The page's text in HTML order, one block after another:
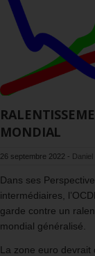
MONDIAL
26 septembre 2022 - Daniel
Dans ses
intermédiaires,
garde contre un
mondial généralisé.
La zone euro devrait